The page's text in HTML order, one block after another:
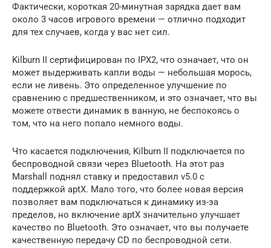
Фактически, короткая 20-минутная зарядка дает вам
около 3 часов игрового времени — отлично подходит
для тех случаев, когда у вас нет сил.
Kilburn II сертифицирован по IPX2, что означает, что он
может выдерживать капли воды — небольшая морось,
если не ливень. Это определенное улучшение по
сравнению с предшественником, и это означает, что вы
можете отвести динамик в ванную, не беспокоясь о
том, что на него попало немного воды.
Что касается подключения, Kilburn II подключается по
беспроводной связи через Bluetooth. На этот раз
Marshall поднял ставку и предоставил v5.0 с
поддержкой aptX. Мало того, что более новая версия
позволяет вам подключаться к динамику из-за
пределов, но включение aptX значительно улучшает
качество по Bluetooth. Это означает, что вы получаете
качественную передачу CD по беспроводной сети.